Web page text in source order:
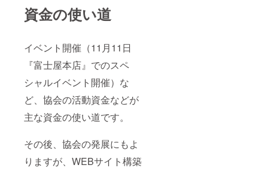
資金の使い道
イベント開催（11月11日
『富士屋本店』でのスペ
シャルイベント開催）な
ど、協会の活動資金などが
主な資金の使い道です。
その後、協会の発展にもよ
りますが、WEBサイト構築